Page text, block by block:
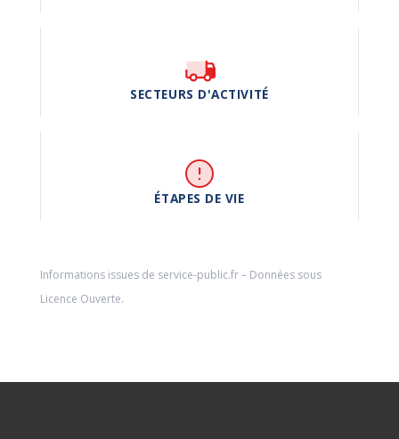
SECTEURS D'ACTIVITÉ
ÉTAPES DE VIE
Informations issues de service-public.fr– Données sous
Licence Ouverte.